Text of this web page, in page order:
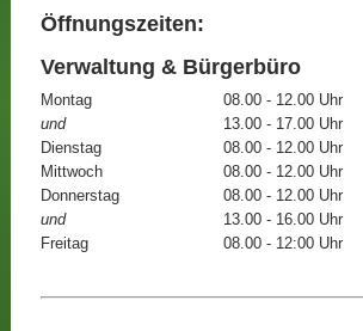
Öffnungszeiten:
Verwaltung & Bürgerbüro
Montag
08.00 - 12.00 Uhr
und
13.00 - 17.00 Uhr
Dienstag
08.00 - 12.00 Uhr
Mittwoch
08.00 - 12.00 Uhr
Donnerstag
08.00 - 12.00 Uhr
und
13.00 - 16.00 Uhr
Freitag
08.00 - 12:00 Uhr